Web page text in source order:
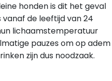
honden is dit het geval
vanaf de leeftijd van 24
lichaamstemperatuur
pauzes om op adem
zijn dus noodzaak.